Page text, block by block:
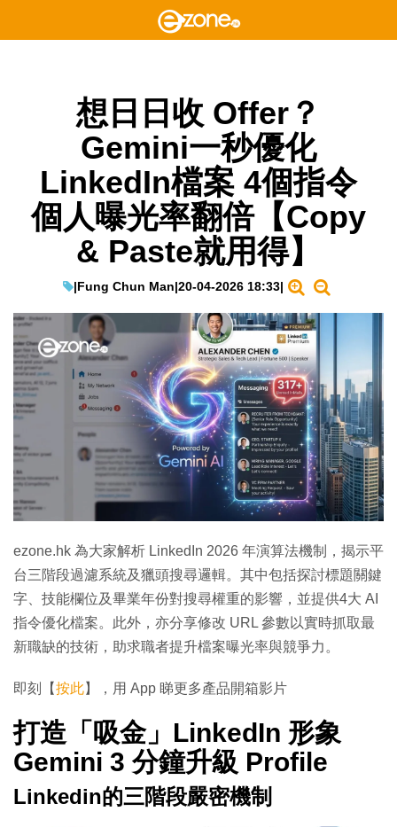
想日日收 Offer？
Gemini一秒優化
LinkedIn檔案 4個指令
個人曝光率翻倍【Copy
& Paste就用得】
|Fung Chun Man|20-04-2026 18:33|
ezone.hk 為大家解析 LinkedIn 2026 年演算法機制，揭示平
台三階段過濾系統及獵頭搜尋邏輯。其中包括探討標題關鍵
字、技能欄位及畢業年份對搜尋權重的影響，並提供4大 AI
指令優化檔案。此外，亦分享修改 URL 參數以實時抓取最
新職缺的技術，助求職者提升檔案曝光率與競爭力。
即刻【按此】，用 App 睇更多產品開箱影片
打造「吸金」LinkedIn 形象
Gemini 3 分鐘升級 Profile
Linkedin的三階段嚴密機制